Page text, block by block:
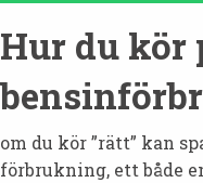
Hur du kör
om du kör ”rätt” kan
förbrukning, ett både